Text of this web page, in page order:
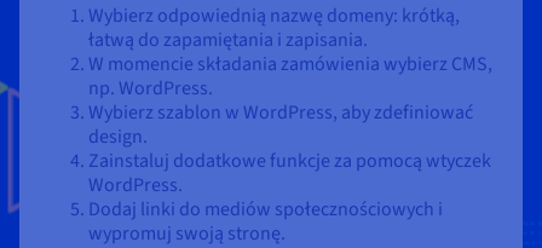
Wybierz odpowiednią nazwę domeny: krótką,
łatwą do zapamiętania i zapisania.
W momencie składania zamówienia wybierz CMS,
np. WordPress.
Wybierz szablon w WordPress, aby zdefiniować
design.
Zainstaluj dodatkowe funkcje za pomocą wtyczek
WordPress.
Dodaj linki do mediów społecznościowych i
wypromuj swoją stronę.